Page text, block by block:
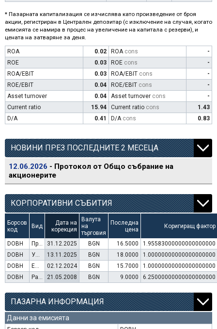
* Пазарната капитализация се изчислява като произведение от броя
акции, регистриран в Централен депозитар (с изключение на случая, когато
емисията се намира в процес на увеличение на капитала с резерви), и
цената на затваряне за деня.
ROA 0.02 ROA cons
-
ROE
0.03 ROE cons
-
ROA/EBIT
0.03 ROA/EBIT cons
-
ROE/EBIT
0.04 ROE/EBIT cons
-
Asset turnover
0.04 Asset turnover cons
-
Current ratio
15.94 Current ratio cons
1.43
D/A
0.41 D/A cons 0.83
НОВИНИ ПРЕЗ ПОСЛЕДНИТЕ 2 МЕСЕЦА
12.06.2026 - Протокол от Общо събрание на
акционерите
КОРПОРАТИВНИ СЪБИТИЯ
Борсов
код
Вид
Дата на
корекция
Валута
на
търговия
Последна
цена
Коригиращ фактор
DOBH Преминаване към търговия в Евро 31.12.2025 BGN 16.5000
1.95583000000000000000
DOBH
Увеличение на капитал (упражняване на варанти) 13.11.2025 BGN 18.0000
1.00000000000000000000
DOBH
Емисия варанти 02.12.2024 BGN 15.7000
1.00000000000000000000
DOBH
Раздаване на дивидент 21.05.2008 BGN 9.0000 6.25000000000000000000
ПАЗАРНА ИНФОРМАЦИЯ
Данни за емисията